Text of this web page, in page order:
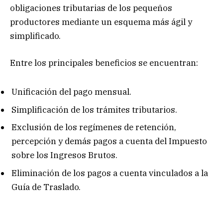
obligaciones tributarias de los pequeños
productores mediante un esquema más ágil y
simplificado.
Entre los principales beneficios se encuentran:
Unificación del pago mensual.
Simplificación de los trámites tributarios.
Exclusión de los regímenes de retención,
percepción y demás pagos a cuenta del Impuesto
sobre los Ingresos Brutos.
Eliminación de los pagos a cuenta vinculados a la
Guía de Traslado.